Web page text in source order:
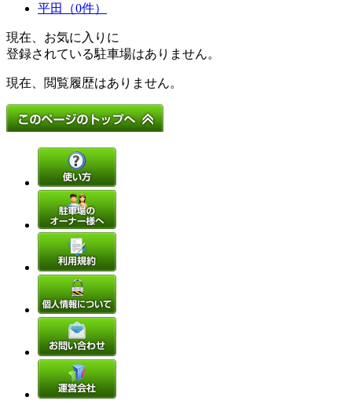
平田（0件）
現在、お気に入りに
登録されている駐車場はありません。
現在、閲覧履歴はありません。